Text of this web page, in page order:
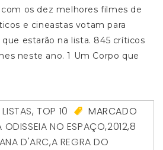
os dez melhores filmes de
e cineastas votam para
estarão na lista. 845 críticos
neste ano. 1 Um Corpo que
LISTAS,TOP 10
MARCADO
NO ESPAÇO,2012,8
D'ARC,A REGRA DO